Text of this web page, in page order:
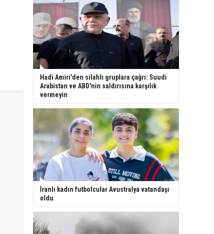
Hadi Amiri'den silahlı gruplara çağrı: Suudi
Arabistan ve ABD'nin saldırısına karşılık
vermeyin
İranlı kadın futbolcular Avustralya vatandaşı
oldu